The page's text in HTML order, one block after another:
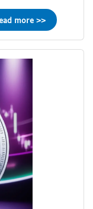
more >>